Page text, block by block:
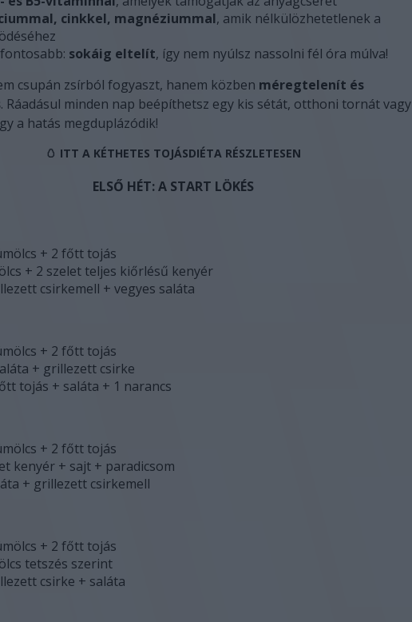
cinkkel, magnéziummal, amik nélkülözhetetlenek a
sokáig eltelít, így nem nyúlsz nassolni fél óra múlva!
csupán zsírból fogyaszt, hanem közben méregtelenít és
. Ráadásul minden nap beépíthetsz egy kis sétát, otthoni tornát vagy
a hatás megduplázódik!
🥚 ITT A KÉTHETES TOJÁSDIÉTA RÉSZLETESEN
ELSŐ HÉT: A START LÖKÉS
+ 2 főtt tojás
+ 2 szelet teljes kiőrlésű kenyér
csirkemell + vegyes saláta
+ 2 főtt tojás
+ grillezett csirke
tojás + saláta + 1 narancs
+ 2 főtt tojás
kenyér + sajt + paradicsom
+ grillezett csirkemell
+ 2 főtt tojás
tetszés szerint
csirke + saláta